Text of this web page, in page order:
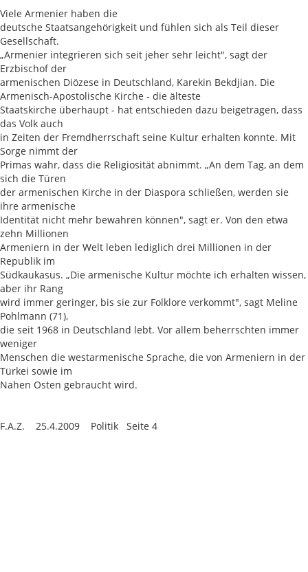
Viele Armenier haben die
deutsche Staatsangehörigkeit und fühlen sich als Teil dieser
Gesellschaft.
„Armenier integrieren sich seit jeher sehr leicht", sagt der
Erzbischof der
armenischen Diözese in Deutschland, Karekin Bekdjian. Die
Armenisch-Apostolische Kirche - die älteste
Staatskirche überhaupt - hat entschieden dazu beigetragen, dass
das Volk auch
in Zeiten der Fremdherrschaft seine Kultur erhalten konnte. Mit
Sorge nimmt der
Primas wahr, dass die Religiosität abnimmt. „An dem Tag, an dem
sich die Türen
der armenischen Kirche in der Diaspora schließen, werden sie
ihre armenische
Identität nicht mehr bewahren können", sagt er. Von den etwa
zehn Millionen
Armeniern in der Welt leben lediglich drei Millionen in der
Republik im
Südkaukasus. „Die armenische Kultur möchte ich erhalten wissen,
aber ihr Rang
wird immer geringer, bis sie zur Folklore verkommt", sagt Meline
Pohlmann (71),
die seit 1968 in Deutschland lebt. Vor allem beherrschten immer
weniger
Menschen die westarmenische Sprache, die von Armeniern in der
Türkei sowie im
Nahen Osten gebraucht wird.
F.A.Z. 25.4.2009 Politik Seite 4